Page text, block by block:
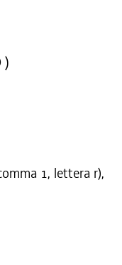
)
1, lettera r),